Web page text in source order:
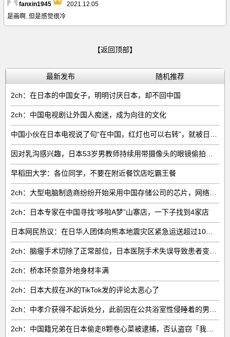
fanxin1945
2021.12.05
是画啊..但是感觉很冷
【返回顶部】
最新发布 随机推荐
2ch：在日本的中国女子，明明讨厌日本，却不回中国
2ch：中国电视剧让外国人痴迷，成为向往的文化
早稻田大学：各位同学，不要在附近餐饮店吃霸王餐
2ch：日本专家在中国寻找“哆啦A梦”山寨店，一下子找到4家店
2ch：桥本环奈意外地身材丰满
2ch：日本大叔在JK的TikTok发的评论太恶心了